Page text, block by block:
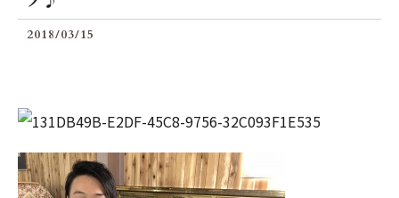
2018/03/15